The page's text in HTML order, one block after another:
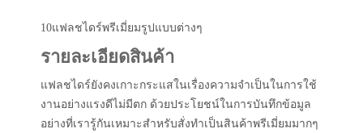
10แฟลชไดร์พรีเมี่ยมรูปแบบต่างๆ
รายละเอียดสินค้า
แฟลชไดร์ยังคงเกาะกระแสในเรื่องความจำเป็นในการใช้
งานอย่างแรงดีไม่มีตก ด้วยประโยชน์ในการบันทึกข้อมูล
อย่างที่เรารู้กันเหมาะสำหรับสั่งทำเป็นสินค้าพรีเมี่ยมมากๆ